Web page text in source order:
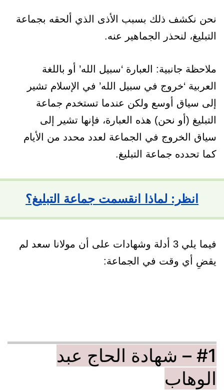
نحن نكشف ذلك بسبب الأذى الذي ألحقه بجماعة
التبليغ، لنحذر الجماهير عنه.
ملاحظة جانبية: العبارة ‘سبيل الله’ أو باللغة
العربية ‘خروج في سبيل الله’ في الإسلام تشير
إلى سياق أوسع ولكن عندما تستخدم جماعة
التبليغ (أو نحن) هذه العبارة، فإنها تشير إلى
سياق الخروج في الجماعة لعدد محدد من الأيام
كما تحدده جماعة التبليغ.
انظر: لماذا انقسمت جماعة التبليغ؟
فيما يلي 3 أدلة وشهادات على أن مولانا سعد لم
يقضِ أي وقت في الجماعة:
#1 – شهادة الحاج عبد
الوهاب